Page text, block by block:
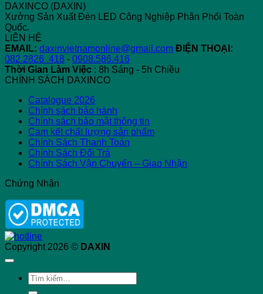
DAXINCO (DAXIN)
Xưởng Sản Xuất Đèn LED Công Nghiệp Phân Phối Toàn
Quốc.
LIÊN HỆ
EMAIL: daxinvietnamonline@gmail.com ĐIỆN THOẠI:
082.2826 .418 - 0908.586.416
Thời Gian Làm Việc : 8h Sáng - 5h Chiều
CHÍNH SÁCH DAXINCO
Catalogue 2026
Chính sách bảo hành
Chính sách bảo mật thông tin
Cam kết chất lượng sản phẩm
Chính Sách Thanh Toán
Chính Sách Đổi Trả
Chính Sách Vận Chuyển – Giao Nhận
Chứng Nhận
Copyright 2026 © DAXIN
Tìm
kiếm: